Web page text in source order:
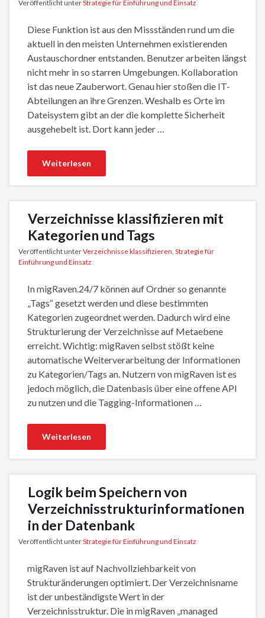
Veröffentlicht unterStrategie für Einführung und Einsatz
Diese Funktion ist aus den Missständen rund um die
aktuell in den meisten Unternehmen existierenden
Austauschordner entstanden. Benutzer arbeiten längst
nicht mehr in so starren Umgebungen. Kollaboration
ist das neue Zauberwort. Genau hier stoßen die IT-
Abteilungen an ihre Grenzen. Weshalb es Orte im
Dateisystem gibt an der die komplette Sicherheit
ausgehebelt ist. Dort kann jeder …
Weiterlesen
Verzeichnisse klassifizieren mit
Kategorien und Tags
Veröffentlicht unterVerzeichnisse klassifizieren Strategie für
Einführung und Einsatz
In migRaven.24/7 können auf Ordner so genannte
„Tags“ gesetzt werden und diese bestimmten
Kategorien zugeordnet werden. Dadurch wird eine
Strukturierung der Verzeichnisse auf Metaebene
erreicht. Wichtig: migRaven selbst stößt keine
automatische Weiterverarbeitung der Informationen
zu Kategorien/Tags an. Nutzern von migRaven ist es
jedoch möglich, die Datenbasis über eine offene API
zu nutzen und die Tagging-Informationen …
Weiterlesen
Logik beim Speichern von
Verzeichnisstrukturinformationen
in der Datenbank
Veröffentlicht unterStrategie für Einführung und Einsatz
migRaven ist auf Nachvollziehbarkeit von
Strukturänderungen optimiert. Der Verzeichnisname
ist der unbeständigste Wert in der
Verzeichnisstruktur. Die in migRaven „managed